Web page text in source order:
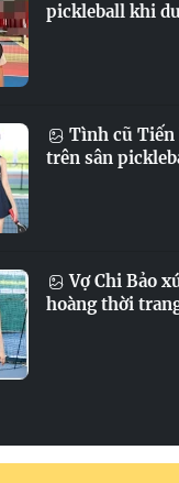
pickleball khi
Tình cũ Tiến
trên sân
Vợ Chi Bảo
hoàng thời